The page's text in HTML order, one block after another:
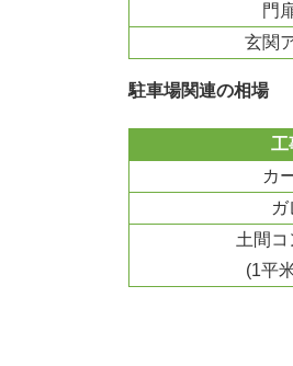
門
玄関
駐車場関連の相場
工
カ
土間コ
(1平